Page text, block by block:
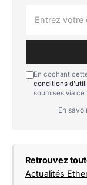
En cochant
conditions
soumises via ce
En
Retrouvez
Actualités